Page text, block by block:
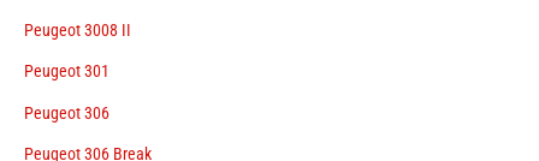
Peugeot 3008 II
Peugeot 301
Peugeot 306
Peugeot 306 Break